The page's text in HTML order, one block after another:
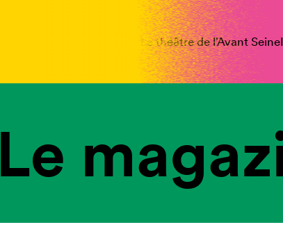
Le théâtre de l’Avant Seine
Le